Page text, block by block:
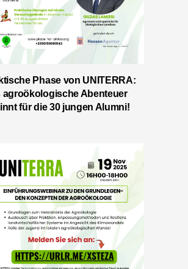
Phase von UNITERRA:
agroökologische Abenteuer
für die 30 jungen Alumni!